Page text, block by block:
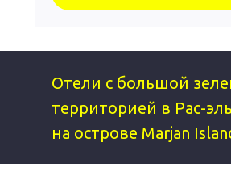
Отели с большой
территорией в Рас-
на острове Marjan